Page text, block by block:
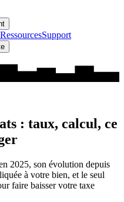
RessourcesSupport
: taux, calcul, ce
2025, son évolution depuis
à votre bien, et le seul
faire baisser votre taxe